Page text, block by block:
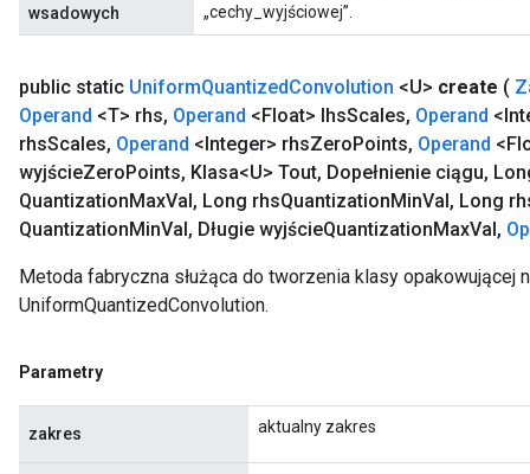
wsadowych
„cechy_wyjściowej”.
public static UniformQuantizedConvolution <U> create (
Operand <T> rhs, Operand <Float> lhsScales, Operand
rhsScales, Operand <Integer> rhsZeroPoints, Operand
wyjścieZeroPoints, Klasa<U> Tout, Dopełnienie ciągu,
QuantizationMaxVal, Long rhsQuantizationMinVal, Long
QuantizationMinVal, Długie wyjścieQuantizationMaxVal,
Metoda fabryczna służąca do tworzenia klasy opakowującej
UniformQuantizedConvolution.
Parametry
zakres aktualny zakres